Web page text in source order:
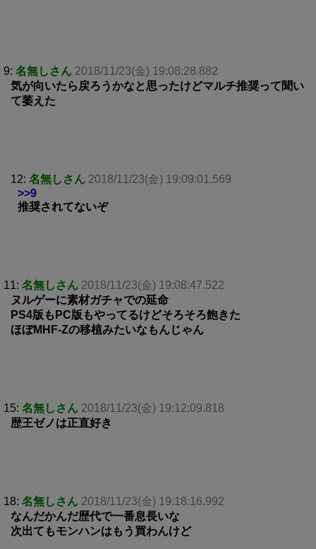
9: 名無しさん 2018/11/23(金) 19:08:28.882
気が向いたら戻ろうかなと思ったけどマルチ推奨って聞い
て萎えた
12: 名無しさん 2018/11/23(金) 19:09:01.569
>>9
推奨されてないぞ
11: 名無しさん 2018/11/23(金) 19:08:47.522
ヌルゲーに素材ガチャでの延命
PS4版もPC版もやってるけどそろそろ飽きた
ほぼMHF-Zの移植みたいなもんじゃん
15: 名無しさん 2018/11/23(金) 19:12:09.818
歴王ゼノは正直好き
18: 名無しさん 2018/11/23(金) 19:18:16.992
なんだかんだ歴代で一番息長いな
次出てもモンハンはもう買わんけど